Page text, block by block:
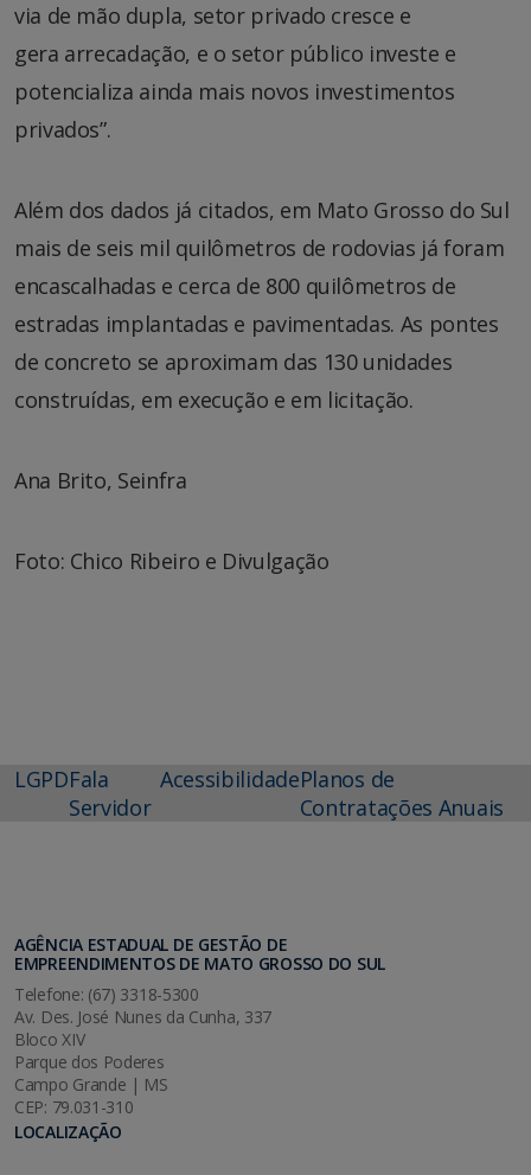
via de mão dupla, setor privado cresce e
gera arrecadação, e o setor público investe e
potencializa ainda mais novos investimentos
privados”.
Além dos dados já citados, em Mato Grosso do Sul
mais de seis mil quilômetros de rodovias já foram
encascalhadas e cerca de 800 quilômetros de
estradas implantadas e pavimentadas. As pontes
de concreto se aproximam das 130 unidades
construídas, em execução e em licitação.
Ana Brito, Seinfra
Foto: Chico Ribeiro e Divulgação
LGPDFala
Servidor
AcessibilidadePlanos de
Contratações Anuais
AGÊNCIA ESTADUAL DE GESTÃO DE
EMPREENDIMENTOS DE MATO GROSSO DO SUL
Telefone: (67) 3318-5300
Av. Des. José Nunes da Cunha, 337
Bloco XIV
Parque dos Poderes
Campo Grande | MS
CEP: 79.031-310
LOCALIZAÇÃO